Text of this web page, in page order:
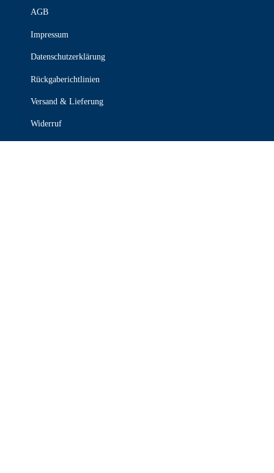
AGB
Impressum
Datenschutzerklärung
Rückgaberichtlinien
Versand & Lieferung
Widerruf